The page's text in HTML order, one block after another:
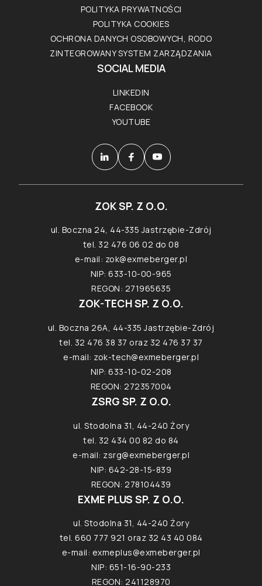
POLITYKA PRYWATNOŚCI
POLITYKA COOKIES
OCHRONA DANYCH OSOBOWYCH, RODO
ZINTEGROWANY SYSTEM ZARZĄDZANIA
SOCIAL MEDIA
LINKEDIN
FACEBOOK
YOUTUBE
ZOK SP. Z O.O.
ul. Boczna 24, 44-335 Jastrzębie-Zdrój
tel. 32 476 06 02 do 08
e-mail: zok@exmeberger.pl
NIP: 633-10-00-965
REGON: 271965635
ZOK-TECH SP. Z O.O.
ul. Boczna 26A, 44-335 Jastrzębie-Zdrój
tel. 32 476 38 37 oraz 32 476 37 37
e-mail: zok-tech@exmeberger.pl
NIP: 633-10-02-208
REGON: 272357004
ZSRG SP. Z O.O.
ul. Stodolna 31, 44-240 Żory
tel. 32 434 00 82 do 84
e-mail: zsrg@exmeberger.pl
NIP: 642-28-15-839
REGON: 278104439
EXME PLUS SP. Z O.O.
ul. Stodolna 31, 44-240 Żory
tel. 660 777 921 oraz 32 43 40 084
e-mail: exmeplus@exmeberger.pl
NIP: 651-16-90-233
REGON: 241128970